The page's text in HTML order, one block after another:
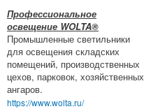
Профессиональное
освещение WOLTA®
Промышленные светильники
для освещения складских
помещений, производственных
цехов, парковок, хозяйственных
ангаров.
https://www.wolta.ru/